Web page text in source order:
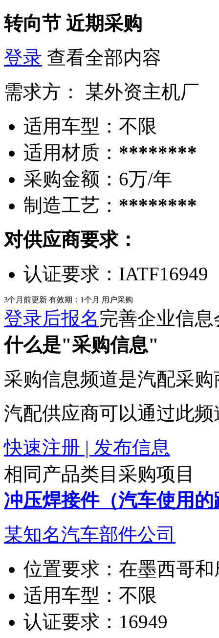
转向节 近期采购
登录 查看全部内容
需求方：
某外资主机厂
适用车型： 不限
适用材质： ********
采购金额： 6万/年
制造工艺： ********
对供应商要求：
认证要求： IATF16949
3个月前更新 有效期：1个月 用户采购
登录后报名完善企业信
什么是"采购信息"
采购信息频道是汽配采
汽配供应商可以通过此
快速注册 | 发布信息
相同产品类目采购项目
冲压焊接件（汽车使用
某知名汽车部件公司
位置要求： 在墨西哥
适用车型： 不限
认证要求： 16949